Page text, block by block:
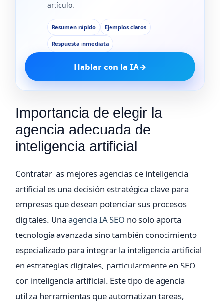
artículo.
Resumen rápido Ejemplos claros
Respuesta inmediata
Hablar con la IA→
Importancia de elegir la
agencia adecuada de
inteligencia artificial
Contratar las mejores agencias de inteligencia
artificial es una decisión estratégica clave para
empresas que desean potenciar sus procesos
digitales. Una agencia IA SEO no solo aporta
tecnología avanzada sino también conocimiento
especializado para integrar la inteligencia artificial
en estrategias digitales, particularmente en SEO
con inteligencia artificial. Este tipo de agencia
utiliza herramientas que automatizan tareas,